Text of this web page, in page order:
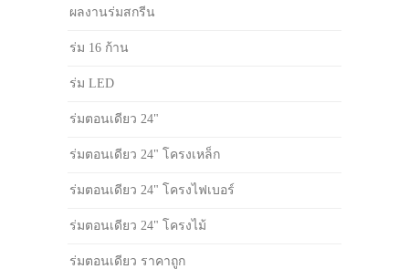
ผลงานร่มสกรีน
ร่ม 16 ก้าน
ร่ม LED
ร่มตอนเดียว 24"
ร่มตอนเดียว 24" โครงเหล็ก
ร่มตอนเดียว 24" โครงไฟเบอร์
ร่มตอนเดียว 24" โครงไม้
ร่มตอนเดียว ราคาถูก